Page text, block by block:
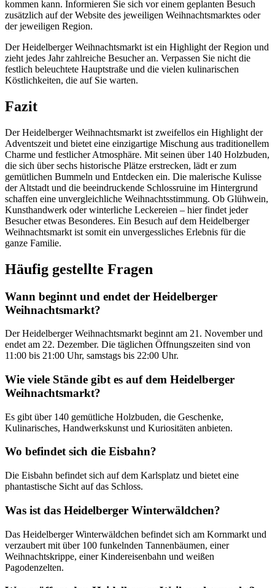
kommen kann. Informieren Sie sich vor einem geplanten Besuch
zusätzlich auf der Website des jeweiligen Weihnachtsmarktes oder
der jeweiligen Region.
Der Heidelberger Weihnachtsmarkt ist ein Highlight der Region und
zieht jedes Jahr zahlreiche Besucher an. Verpassen Sie nicht die
festlich beleuchtete Hauptstraße und die vielen kulinarischen
Köstlichkeiten, die auf Sie warten.
Fazit
Der Heidelberger Weihnachtsmarkt ist zweifellos ein Highlight der
Adventszeit und bietet eine einzigartige Mischung aus traditionellem
Charme und festlicher Atmosphäre. Mit seinen über 140 Holzbuden,
die sich über sechs historische Plätze erstrecken, lädt er zum
gemütlichen Bummeln und Entdecken ein. Die malerische Kulisse
der Altstadt und die beeindruckende Schlossruine im Hintergrund
schaffen eine unvergleichliche Weihnachtsstimmung. Ob Glühwein,
Kunsthandwerk oder winterliche Leckereien – hier findet jeder
Besucher etwas Besonderes. Ein Besuch auf dem Heidelberger
Weihnachtsmarkt ist somit ein unvergessliches Erlebnis für die
ganze Familie.
Häufig gestellte Fragen
Wann beginnt und endet der Heidelberger
Weihnachtsmarkt?
Der Heidelberger Weihnachtsmarkt beginnt am 21. November und
endet am 22. Dezember. Die täglichen Öffnungszeiten sind von
11:00 bis 21:00 Uhr, samstags bis 22:00 Uhr.
Wie viele Stände gibt es auf dem Heidelberger
Weihnachtsmarkt?
Es gibt über 140 gemütliche Holzbuden, die Geschenke,
Kulinarisches, Handwerkskunst und Kuriositäten anbieten.
Wo befindet sich die Eisbahn?
Die Eisbahn befindet sich auf dem Karlsplatz und bietet eine
phantastische Sicht auf das Schloss.
Was ist das Heidelberger Winterwäldchen?
Das Heidelberger Winterwäldchen befindet sich am Kornmarkt und
verzaubert mit über 100 funkelnden Tannenbäumen, einer
Weihnachtskrippe, einer Kindereisenbahn und weißen
Pagodenzelten.